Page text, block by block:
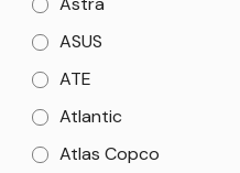
ASUS
ATE
Atlantic
Atlas Copco